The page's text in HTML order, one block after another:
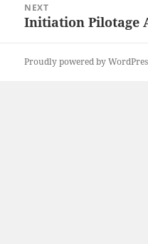
NEXT
Next
Initiation Pilotage
Proudly powered by